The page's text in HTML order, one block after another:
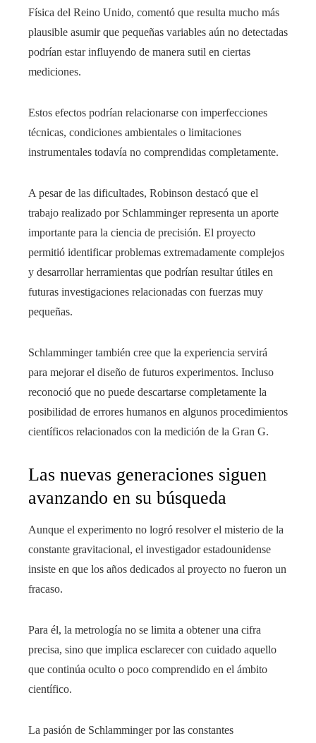
Física del Reino Unido, comentó que resulta mucho más
plausible asumir que pequeñas variables aún no detectadas
podrían estar influyendo de manera sutil en ciertas
mediciones.
Estos efectos podrían relacionarse con imperfecciones
técnicas, condiciones ambientales o limitaciones
instrumentales todavía no comprendidas completamente.
A pesar de las dificultades, Robinson destacó que el
trabajo realizado por Schlamminger representa un aporte
importante para la ciencia de precisión. El proyecto
permitió identificar problemas extremadamente complejos
y desarrollar herramientas que podrían resultar útiles en
futuras investigaciones relacionadas con fuerzas muy
pequeñas.
Schlamminger también cree que la experiencia servirá
para mejorar el diseño de futuros experimentos. Incluso
reconoció que no puede descartarse completamente la
posibilidad de errores humanos en algunos procedimientos
científicos relacionados con la medición de la Gran G.
Las nuevas generaciones siguen
avanzando en su búsqueda
Aunque el experimento no logró resolver el misterio de la
constante gravitacional, el investigador estadounidense
insiste en que los años dedicados al proyecto no fueron un
fracaso.
Para él, la metrología no se limita a obtener una cifra
precisa, sino que implica esclarecer con cuidado aquello
que continúa oculto o poco comprendido en el ámbito
científico.
La pasión de Schlamminger por las constantes